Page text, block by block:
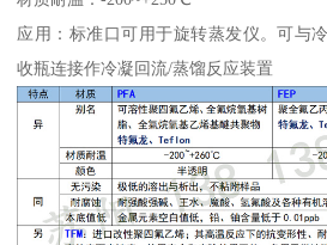
应用：标准口可用于旋转蒸发仪。可与
收瓶连接作冷凝回流/蒸馏反应装置